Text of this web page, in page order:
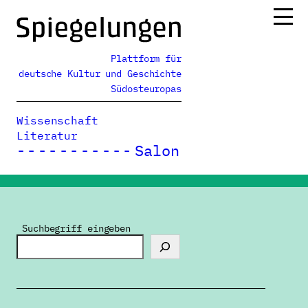
Inhalt
springen
Plattform für
deutsche Kultur und Geschichte
Südosteuropas
Wissenschaft
Literatur
Salon
Über uns
Podcasts
Suchbegriff eingeben
Das Rákóczi-Wasserl